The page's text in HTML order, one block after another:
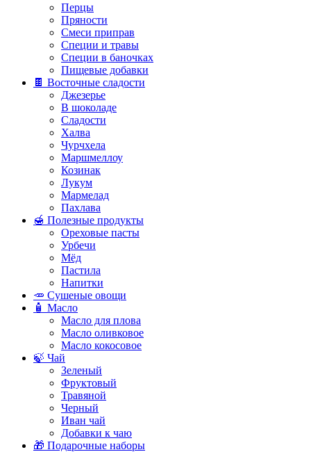
Перцы
Пряности
Смеси приправ
Специи и травы
Специи в баночках
Пищевые добавки
🍫 Восточные сладости
Джезерье
В шоколаде
Сладости
Халва
Чурчхела
Маршмеллоу
Козинак
Лукум
Мармелад
Пахлава
🍯 Полезные продукты
Ореховые пасты
Урбечи
Мёд
Пастила
Напитки
🥕 Сушеные овощи
🧴 Масло
Масло для плова
Масло оливковое
Масло кокосовое
🍃 Чай
Зеленый
Фруктовый
Травяной
Черный
Иван чай
Добавки к чаю
🎁 Подарочные наборы